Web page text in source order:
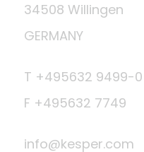
34508 Willingen
GERMANY
T +495632 9499-0
F +495632 7749
info@kesper.com